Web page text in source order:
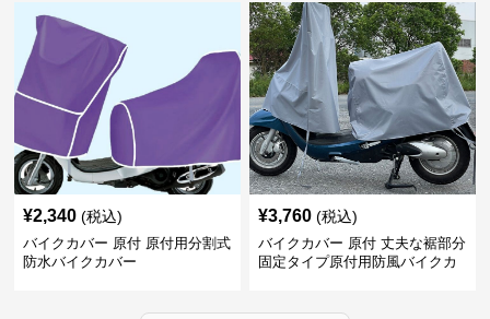
¥2,340 (税込)
バイクカバー 原付 原付用分割式
防水バイクカバー
¥3,760 (税込)
バイクカバー 原付 丈夫な裾部分
固定タイプ原付用防風バイクカ